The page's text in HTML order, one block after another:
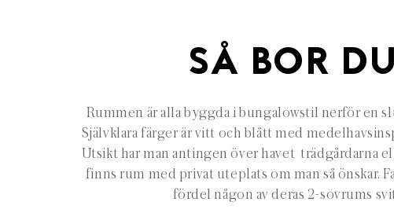
SÅ BOR DU
Rummen är alla byggda i bungalowstil nerför en
Självklara färger är vitt och blått med
Utsikt har man antingen över havet trädgårdarna
finns rum med privat uteplats om man så önskar.
fördel någon av deras 2-sovrums